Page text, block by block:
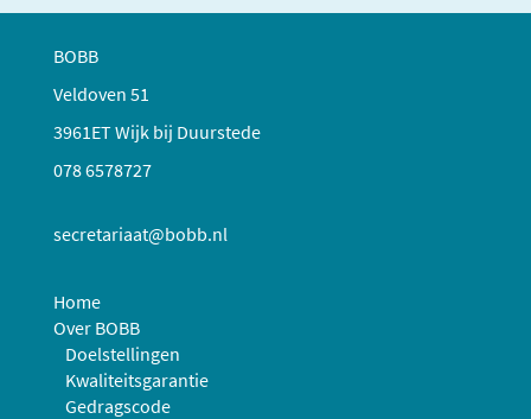
BOBB
Veldoven 51
3961ET Wijk bij Duurstede
078 6578727
secretariaat@bobb.nl
Home
Over BOBB
Doelstellingen
Kwaliteitsgarantie
Gedragscode